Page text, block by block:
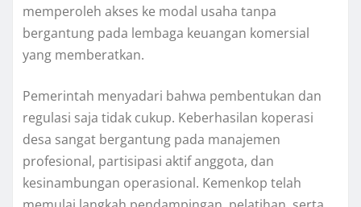
memperoleh akses ke modal usaha tanpa
bergantung pada lembaga keuangan komersial
yang memberatkan.
Pemerintah menyadari bahwa pembentukan dan
regulasi saja tidak cukup. Keberhasilan koperasi
desa sangat bergantung pada manajemen
profesional, partisipasi aktif anggota, dan
kesinambungan operasional. Kemenkop telah